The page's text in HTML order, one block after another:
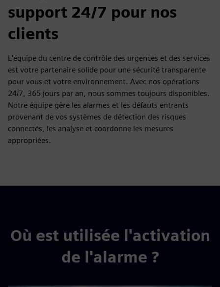
support 24/7 pour nos
clients
L'équipe du centre de contrôle des urgences et des services
est votre partenaire solide pour une sécurité transparente
pour vous et votre environnement. Avec nos opérations
24/7, 365 jours par an, nous sommes toujours disponibles.
Notre équipe gère les alarmes et les défauts entrants
provenant de vos systèmes de détection des risques
connectés, les analyse et coordonne les mesures
appropriées.
Où est utilisée l'activation
de l'alarme ?